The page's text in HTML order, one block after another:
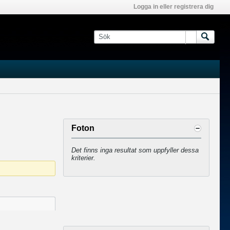
Logga in eller registrera dig
Foton
Det finns inga resultat som uppfyller dessa
kriterier.